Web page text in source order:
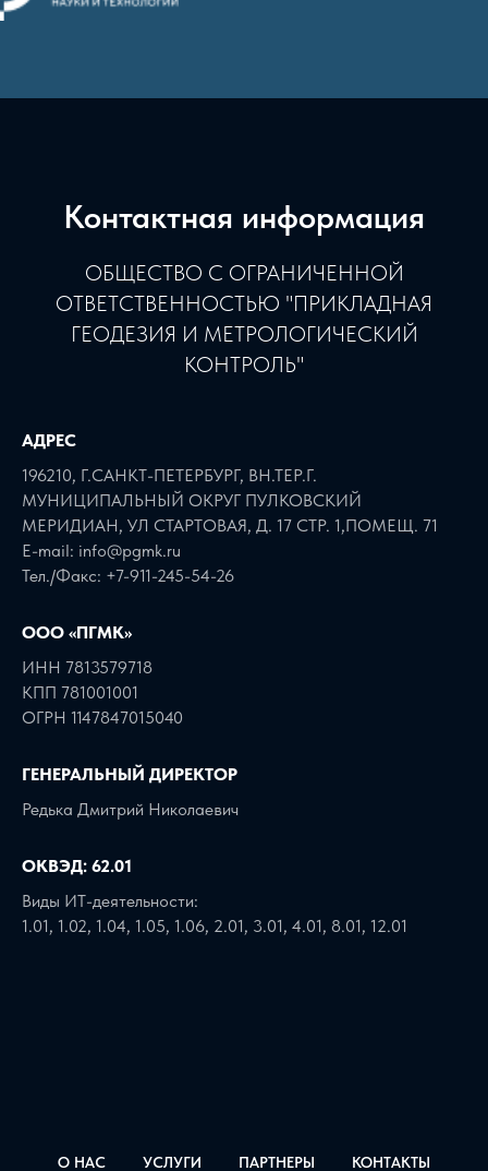
Контактная информация
ОБЩЕСТВО С ОГРАНИЧЕННОЙ
ОТВЕТСТВЕННОСТЬЮ "ПРИКЛАДНАЯ
ГЕОДЕЗИЯ И МЕТРОЛОГИЧЕСКИЙ
КОНТРОЛЬ"
АДРЕС
196210, Г.САНКТ-ПЕТЕРБУРГ, ВН.ТЕР.Г.
МУНИЦИПАЛЬНЫЙ ОКРУГ ПУЛКОВСКИЙ
МЕРИДИАН, УЛ СТАРТОВАЯ, Д. 17 СТР. 1,ПОМЕЩ. 71
E-mail: info@pgmk.ru
Тел./Факс: +7-911-245-54-26
ООО «ПГМК»
ИНН 7813579718
КПП 781001001
ОГРН 1147847015040
ГЕНЕРАЛЬНЫЙ ДИРЕКТОР
Редька Дмитрий Николаевич
ОКВЭД: 62.01
Виды ИТ-деятельности:
1.01, 1.02, 1.04, 1.05, 1.06, 2.01, 3.01, 4.01, 8.01, 12.01
О НАС УСЛУГИ ПАРТНЕРЫ КОНТАКТЫ